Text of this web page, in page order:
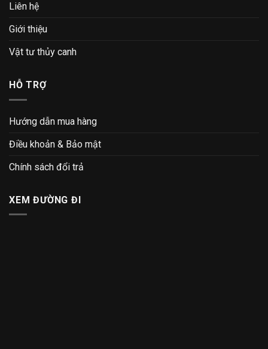
Liên hệ
Giới thiệu
Vật tư thủy canh
HỖ TRỢ
Hướng dẫn mua hàng
Điều khoản & Bảo mật
Chính sách đổi trả
XEM ĐƯỜNG ĐI